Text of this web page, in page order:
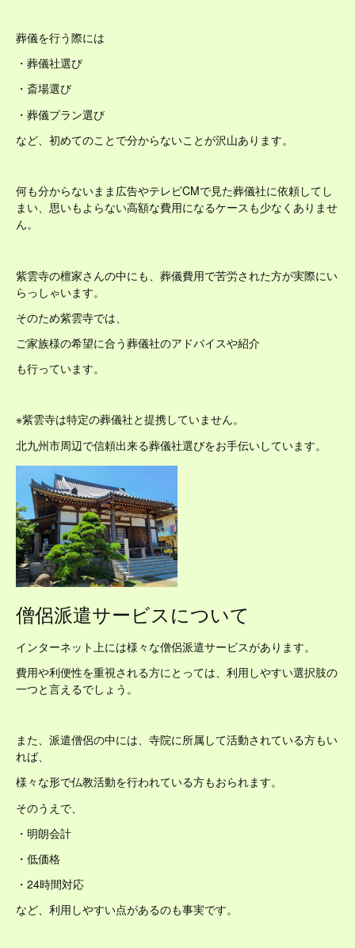
葬儀を行う際には
・葬儀社選び
・斎場選び
・葬儀プラン選び
など、初めてのことで分からないことが沢山あります。
何も分からないまま広告やテレビCMで見た葬儀社に依頼してし
まい、思いもよらない高額な費用になるケースも少なくありませ
ん。
紫雲寺の檀家さんの中にも、葬儀費用で苦労された方が実際にい
らっしゃいます。
そのため紫雲寺では、
ご家族様の希望に合う葬儀社のアドバイスや紹介
も行っています。
※紫雲寺は特定の葬儀社と提携していません。
北九州市周辺で信頼出来る葬儀社選びをお手伝いしています。
僧侶派遣サービスについて
インターネット上には様々な僧侶派遣サービスがあります。
費用や利便性を重視される方にとっては、利用しやすい選択肢の
一つと言えるでしょう。
また、派遣僧侶の中には、寺院に所属して活動されている方もい
れば、
様々な形で仏教活動を行われている方もおられます。
そのうえで、
・明朗会計
・低価格
・24時間対応
など、利用しやすい点があるのも事実です。